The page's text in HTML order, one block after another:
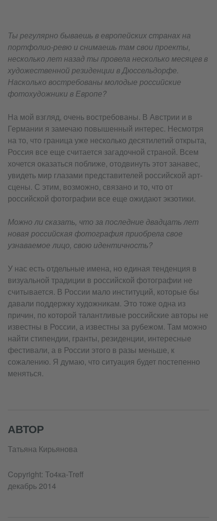
Ты регулярно бываешь в европейских странах на
портфолио-ревю и снимаешь там свои проекты,
несколько лет назад ты провела несколько месяцев в
художественной резиденции в Дюссельдорфе.
Насколько востребованы молодые российские
фотохудожники в Европе?
На мой взгляд, очень востребованы. В Австрии и в
Германии я замечаю повышенный интерес. Несмотря
на то, что граница уже несколько десятилетий открыта,
Россия все еще считается загадочной страной. Всем
хочется оказаться поближе, отодвинуть этот занавес,
увидеть мир глазами представителей российской арт-
сцены. С этим, возможно, связано и то, что от
российской фотографии все еще ожидают экзотики.
Можно ли сказать, что за последние двадцать лет
новая российская фотография приобрела свое
узнаваемое лицо, свою идентичность?
У нас есть отдельные имена, но единая тенденция в
визуальной традиции в российской фотографии не
считывается. В России мало институций, которые бы
давали поддержку художникам. Это тоже одна из
причин, по которой талантливые российские авторы не
известны в России, а известны за рубежом. Там можно
найти стипендии, гранты, резиденции, интересные
фестивали, а в России этого в разы меньше, к
сожалению. Я думаю, что ситуация будет постепенно
меняться.
АВТОР
Татьяна Кирьянова
Copyright: То4ка-Treff
декабрь 2014